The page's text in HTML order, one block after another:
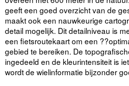
geeft een goed overzicht van de
maakt ook een nauwkeurige
detail mogelijk. Dit detailniveau is
een fietsroutekaart om een
gebied te bereiken. De
ingedeeld en de kleurintensiteit is
wordt de wielinformatie bijzonder